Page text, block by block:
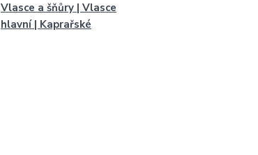
Vlasce a šňůry | Vlasce
hlavní | Kaprařské